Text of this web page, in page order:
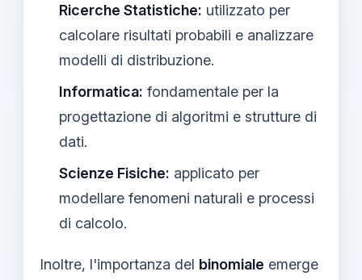
Ricerche Statistiche: utilizzato per
calcolare risultati probabili e analizzare
modelli di distribuzione.
Informatica: fondamentale per la
progettazione di algoritmi e strutture di
dati.
Scienze Fisiche: applicato per
modellare fenomeni naturali e processi
di calcolo.
Inoltre, l'importanza del binomiale emerge